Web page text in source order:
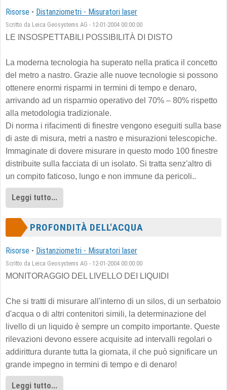
Risorse - Distanziometri - Misuratori laser
Scritto da Leica Geosystems AG - 12-01-2004 00:00:00
LE INSOSPETTABILI POSSIBILITÀ DI DISTO
La moderna tecnologia ha superato nella pratica il concetto
del metro a nastro. Grazie alle nuove tecnologie si possono
ottenere enormi risparmi in termini di tempo e denaro,
arrivando ad un risparmio operativo del 70% – 80% rispetto
alla metodologia tradizionale.
Di norma i rifacimenti di finestre vengono eseguiti sulla base
di aste di misura, metri a nastro e misurazioni telescopiche.
Immaginate di dovere misurare in questo modo 100 finestre
distribuite sulla facciata di un isolato. Si tratta senz'altro di
un compito faticoso, lungo e non immune da pericoli..
Leggi tutto...
PROFONDITÀ DELL'ACQUA
Risorse - Distanziometri - Misuratori laser
Scritto da Leica Geosystems AG - 12-01-2004 00:00:00
MONITORAGGIO DEL LIVELLO DEI LIQUIDI
Che si tratti di misurare all'interno di un silos, di un serbatoio
d'acqua o di altri contenitori simili, la determinazione del
livello di un liquido è sempre un compito importante. Queste
rilevazioni devono essere acquisite ad intervalli regolari o
addirittura durante tutta la giornata, il che può significare un
grande impegno in termini di tempo e di denaro!
Leggi tutto...